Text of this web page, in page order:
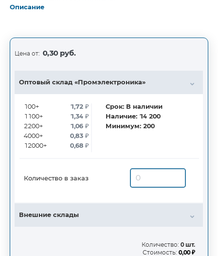
Описание
Цена от: 0,30 руб.
Оптовый склад «Промэлектроника»
100+
1100+
2200+
4000+
12000+
1,72₽
1,34₽
1,06₽
0,83₽
0,68₽
Срок: В наличии
Наличие: 14 200
Минимум:200
Количество в заказ
Внешние склады
Количество: 0 шт.
Стоимость: 0,00 ₽